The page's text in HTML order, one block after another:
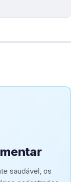
saudável, os